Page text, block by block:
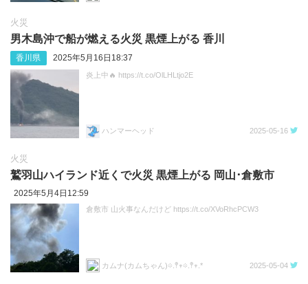
火災
男木島沖で船が燃える火災 黒煙上がる 香川
香川県 2025年5月16日18:37
炎上中🔥 https://t.co/OlLHLtjo2E
ハンマーヘッド 2025-05-16
火災
鷲羽山ハイランド近くで火災 黒煙上がる 岡山･倉敷市
2025年5月4日12:59
倉敷市 山火事なんだけど https://t.co/XVoRhcPCW3
カムナ(カムちゃん)𖡼.𖤣𖥧𖡼.𖤣𖥧.* 2025-05-04